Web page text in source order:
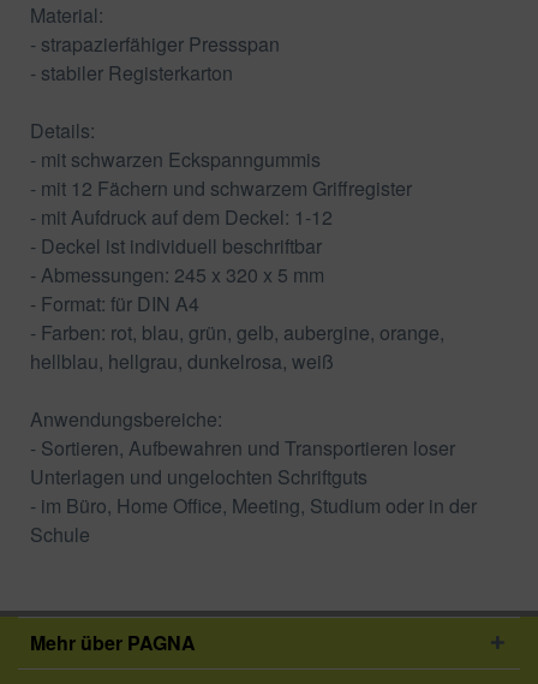
Material:
- strapazierfähiger Pressspan
- stabiler Registerkarton
Details:
- mit schwarzen Eckspanngummis
- mit 12 Fächern und schwarzem Griffregister
- mit Aufdruck auf dem Deckel: 1-12
- Deckel ist individuell beschriftbar
- Abmessungen: 245 x 320 x 5 mm
- Format: für DIN A4
- Farben: rot, blau, grün, gelb, aubergine, orange,
hellblau, hellgrau, dunkelrosa, weiß
Anwendungsbereiche:
- Sortieren, Aufbewahren und Transportieren loser
Unterlagen und ungelochten Schriftguts
- im Büro, Home Office, Meeting, Studium oder in der
Schule
Mehr über PAGNA